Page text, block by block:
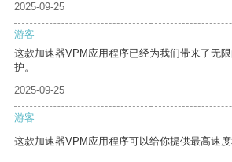
2025-09-25
游客
这款加速器VPM应用程序已经为我们带来了无
护。
2025-09-25
游客
这款加速器VPM应用程序可以给你提供最高速度